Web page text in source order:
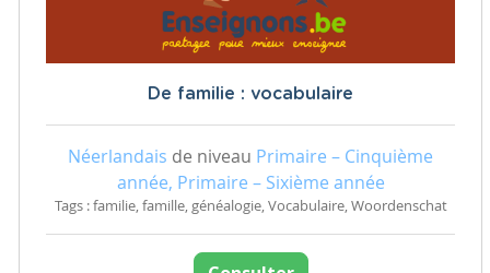
De familie : vocabulaire
Néerlandais de niveau Primaire – Cinquième
année, Primaire – Sixième année
Tags : familie, famille, généalogie, Vocabulaire, Woordenschat